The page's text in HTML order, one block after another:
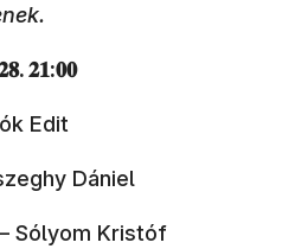
𝟐𝟏:𝟎𝟎
Edit
Dániel
Sólyom Kristóf